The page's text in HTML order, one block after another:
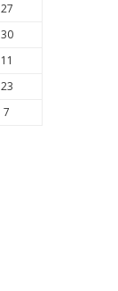
27
30
11
23
7